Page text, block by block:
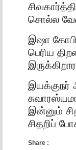
சொல்ல
இஷா
பெரிய
இயக்குநர்
இன்னும்
சிதறிப்
Share :